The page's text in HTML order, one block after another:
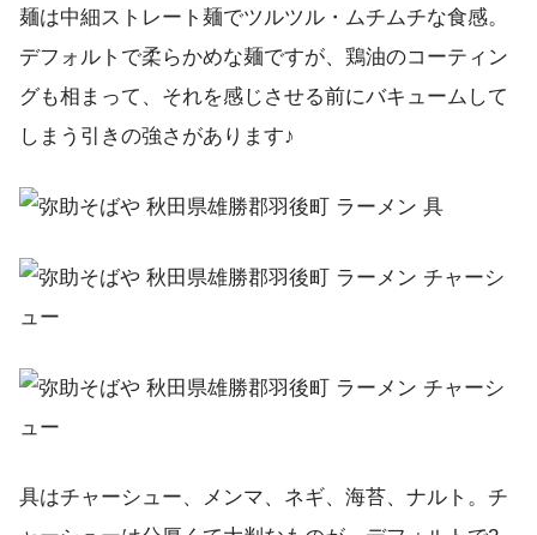
麺は中細ストレート麺でツルツル・ムチムチな食感。
デフォルトで柔らかめな麺ですが、鶏油のコーティン
グも相まって、それを感じさせる前にバキュームして
しまう引きの強さがあります♪
具はチャーシュー、メンマ、ネギ、海苔、ナルト。チ